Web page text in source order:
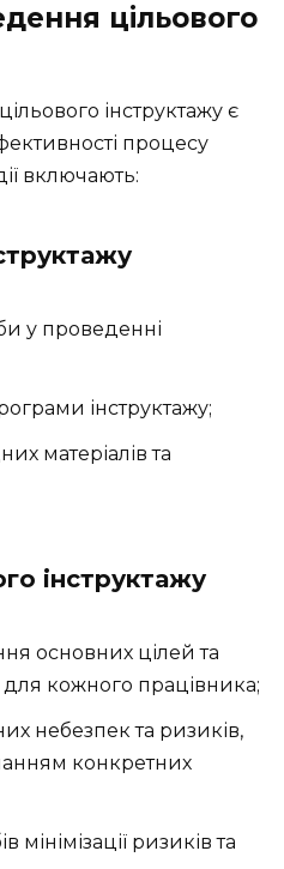
цільового
інструктажу є
процесу
включають:
у проведенні
інструктажу;
матеріалів та
інструктажу
основних цілей та
для кожного працівника;
небезпек та ризиків,
конкретних
мінімізації ризиків та